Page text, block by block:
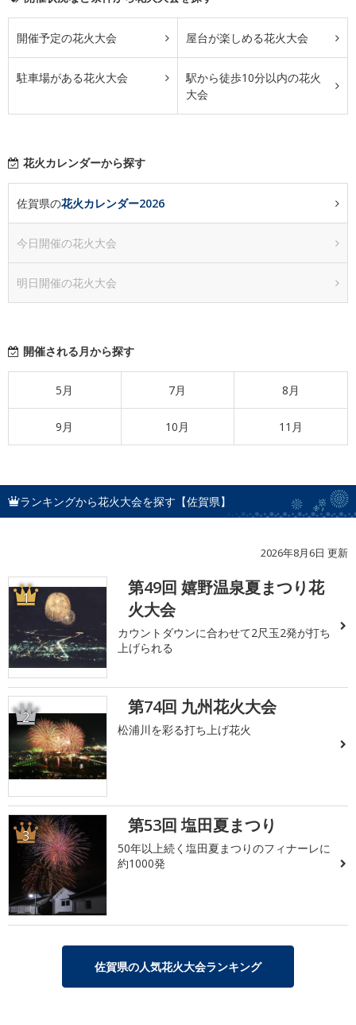
開催予定の花火大会 屋台が楽しめる花火大会
駐車場がある花火大会
駅から徒歩10分以内の花火
大会
花火カレンダーから探す
佐賀県の花火カレンダー2026
今日開催の花火大会
明日開催の花火大会
開催される月から探す
5月 7月 8月
9月 10月 11月
ランキングから花火大会を探す【佐賀県】
2026年8月6日 更新
1
第49回 嬉野温泉夏まつり花
火大会
カウントダウンに合わせて2尺玉2発が打ち
上げられる
2 第74回 九州花火大会
松浦川を彩る打ち上げ花火
3 第53回 塩田夏まつり
50年以上続く塩田夏まつりのフィナーレに
約1000発
佐賀県の人気花火大会ランキング